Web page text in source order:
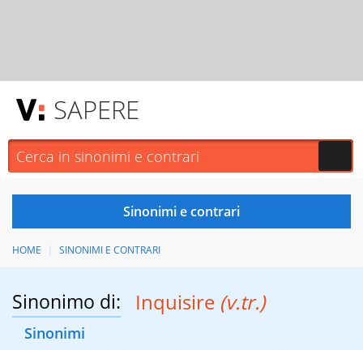
SAPERE
HOME SINONIMI E CONTRARI
Sinonimo di: Inquisire (v.tr.)
Sinonimi